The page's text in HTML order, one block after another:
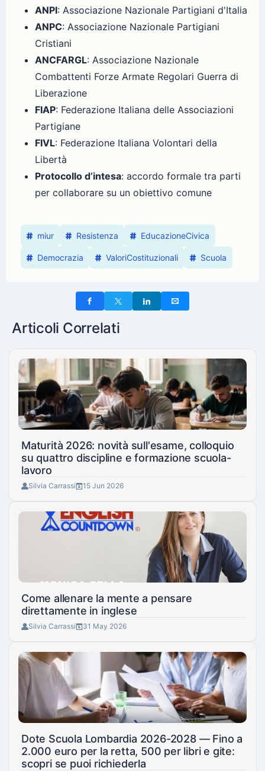
ANPI: Associazione Nazionale Partigiani d'Italia
ANPC: Associazione Nazionale Partigiani
Cristiani
ANCFARGL: Associazione Nazionale
Combattenti Forze Armate Regolari Guerra di
Liberazione
FIAP: Federazione Italiana delle Associazioni
Partigiane
FIVL: Federazione Italiana Volontari della
Libertà
Protocollo d’intesa: accordo formale tra parti
per collaborare su un obiettivo comune
miur Resistenza EducazioneCivica
Democrazia ValoriCostituzionali Scuola
Articoli Correlati
Maturità 2026: novità sull'esame, colloquio
su quattro discipline e formazione scuola-
lavoro
Silvia Carrassi 15 Jun 2026
Come allenare la mente a pensare
direttamente in inglese
Silvia Carrassi 31 May 2026
Dote Scuola Lombardia 2026-2028 — Fino a
2.000 euro per la retta, 500 per libri e gite:
scopri se puoi richiederla